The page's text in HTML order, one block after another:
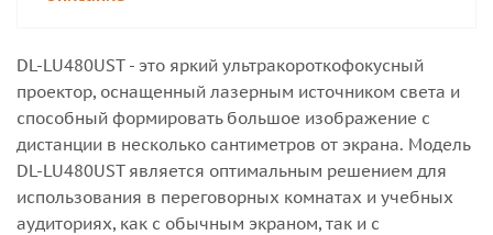
DL-LU480UST - это яркий ультракороткофокусный
проектор, оснащенный лазерным источником света и
способный формировать большое изображение с
дистанции в несколько сантиметров от экрана. Модель
DL-LU480UST является оптимальным решением для
использования в переговорных комнатах и учебных
аудиториях, как с обычным экраном, так и с